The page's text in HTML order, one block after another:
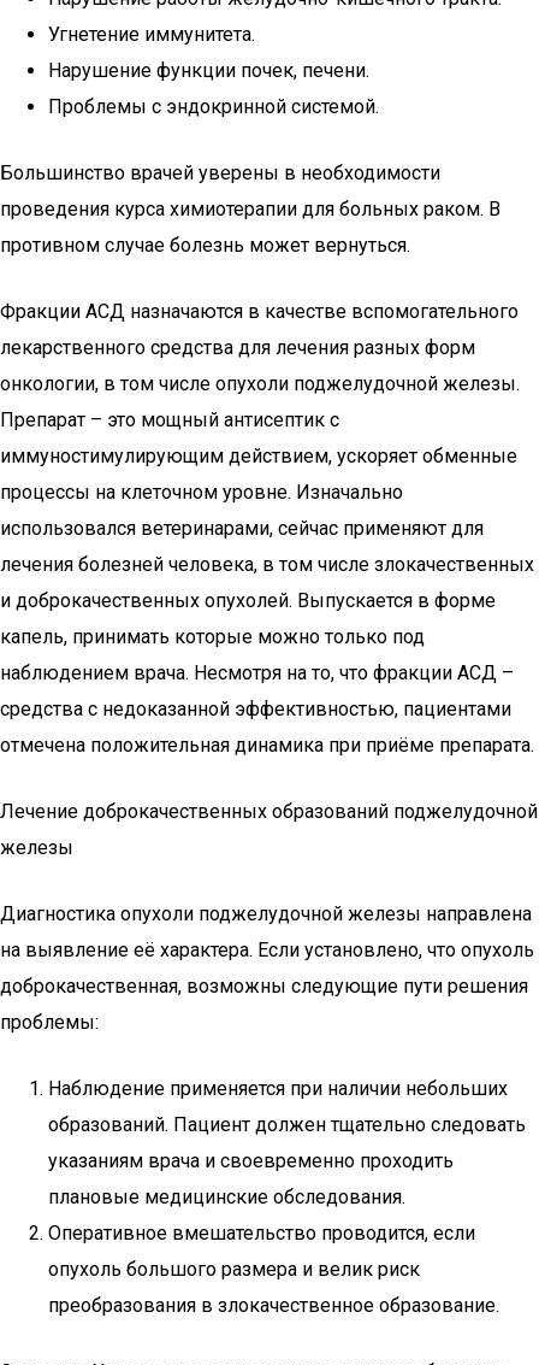
Угнетение иммунитета.
Нарушение функции почек, печени.
Проблемы с эндокринной системой.
Большинство врачей уверены в необходимости
проведения курса химиотерапии для больных раком. В
противном случае болезнь может вернуться.
Фракции АСД назначаются в качестве вспомогательного
лекарственного средства для лечения разных форм
онкологии, в том числе опухоли поджелудочной железы.
Препарат – это мощный антисептик с
иммуностимулирующим действием, ускоряет обменные
процессы на клеточном уровне. Изначально
использовался ветеринарами, сейчас применяют для
лечения болезней человека, в том числе злокачественных
и доброкачественных опухолей. Выпускается в форме
капель, принимать которые можно только под
наблюдением врача. Несмотря на то, что фракции АСД –
средства с недоказанной эффективностью, пациентами
отмечена положительная динамика при приёме препарата.
Лечение доброкачественных образований поджелудочной
железы
Диагностика опухоли поджелудочной железы направлена
на выявление её характера. Если установлено, что опухоль
доброкачественная, возможны следующие пути решения
проблемы:
Наблюдение применяется при наличии небольших
образований. Пациент должен тщательно следовать
указаниям врача и своевременно проходить
плановые медицинские обследования.
Оперативное вмешательство проводится, если
опухоль большого размера и велик риск
преобразования в злокачественное образование.